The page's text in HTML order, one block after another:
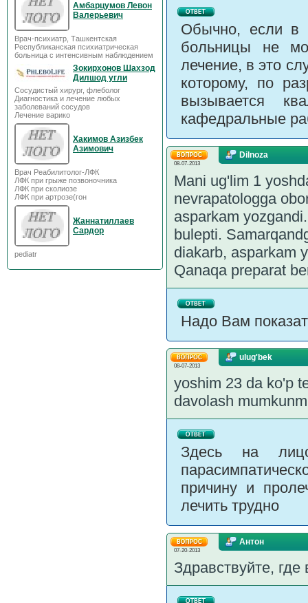
Амбарцумов Левон
Валерьевич
Врач-психиатр, Ташкентская
Республиканская психиатрическая
больница с интенсивным наблюдением
Зокирхонов Шахзод
Дилшод угли
Сосудистый хирург, флеболог
Диагностика и лечение любых
заболеваний сосудов
Лечение варико
Хакимов Азизбек
Азимович
Врач Реабилитолог-ЛФК
ЛФК при грыже позвоночника
ЛФК при сколиозе
ЛФК при артрозе(гон
Жаннатиллаев
Сардор
pediatr
Обычно, если в
больницы не
лечение, в это
которому, по
вызывается
кафедральные
08-07-2013
Dilnoza
Mani ug'lim 1
nevrapatologga
asparkam
bulepti.
diakarb, asparkam
Qanaqa preparat
Надо Вам
08-07-2013
ulug'bek
yoshim 23 da ko'p
davolash
Здесь на
причину и
лечить трудно
07-20-2013
Антон
Здравствуйте,